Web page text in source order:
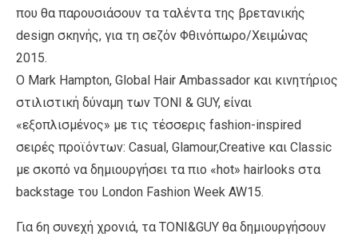
που θα παρουσιάσουν τα ταλέντα της βρετανικής
design σκηνής, για τη σεζόν Φθινόπωρο/Χειμώνας
2015.
Ο Mark Hampton, Global Hair Ambassador και κινητήριος
στιλιστική δύναμη των TONI & GUY, είναι
«εξοπλισμένος» με τις τέσσερις fashion-inspired
σειρές προϊόντων: Casual, Glamour,Creative και Classic
με σκοπό να δημιουργήσει τα πιο «hot» hairlooks στα
backstage του London Fashion Week AW15.
Για 6η συνεχή χρονιά, τα TONI&GUY θα δημιουργήσουν